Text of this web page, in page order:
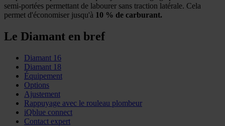
semi-portées permettant de labourer sans traction latérale. Cela
permet d'économiser jusqu'à 10 % de carburant.
Le Diamant en bref
Diamant 16
Diamant 18
Équipement
Options
Ajustement
Rappuyage avec le rouleau plombeur
iQblue connect
Contact expert